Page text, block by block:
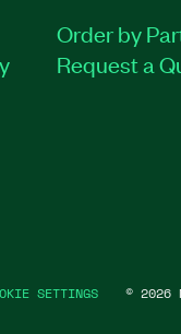
Order by
Request a
SETTINGS © 2026